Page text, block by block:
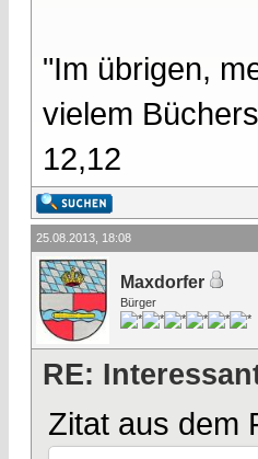
"Im übrigen,
vielem
12,12
25.08.2013, 18:08
Maxdorfer
Bürger
RE:
Zitat aus dem